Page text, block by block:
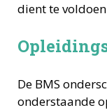
dient te
De BMS
onderstaande